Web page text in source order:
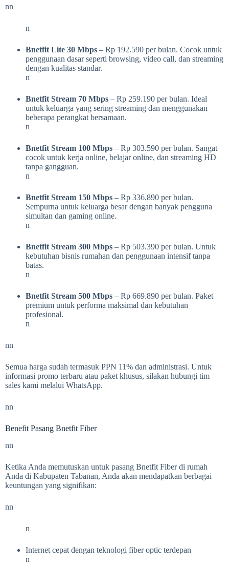
nn
n
Bnetfit Lite 30 Mbps – Rp 192.590 per bulan. Cocok untuk
penggunaan dasar seperti browsing, video call, dan streaming
dengan kualitas standar.
n
Bnetfit Stream 70 Mbps – Rp 259.190 per bulan. Ideal
untuk keluarga yang sering streaming dan menggunakan
beberapa perangkat bersamaan.
n
Bnetfit Stream 100 Mbps – Rp 303.590 per bulan. Sangat
cocok untuk kerja online, belajar online, dan streaming HD
tanpa gangguan.
n
Bnetfit Stream 150 Mbps – Rp 336.890 per bulan.
Sempurna untuk keluarga besar dengan banyak pengguna
simultan dan gaming online.
n
Bnetfit Stream 300 Mbps – Rp 503.390 per bulan. Untuk
kebutuhan bisnis rumahan dan penggunaan intensif tanpa
batas.
n
Bnetfit Stream 500 Mbps – Rp 669.890 per bulan. Paket
premium untuk performa maksimal dan kebutuhan
profesional.
n
nn
Semua harga sudah termasuk PPN 11% dan administrasi. Untuk
informasi promo terbaru atau paket khusus, silakan hubungi tim
sales kami melalui WhatsApp.
nn
Benefit Pasang Bnetfit Fiber
nn
Ketika Anda memutuskan untuk pasang Bnetfit Fiber di rumah
Anda di Kabupaten Tabanan, Anda akan mendapatkan berbagai
keuntungan yang signifikan:
nn
n
Internet cepat dengan teknologi fiber optic terdepan
n